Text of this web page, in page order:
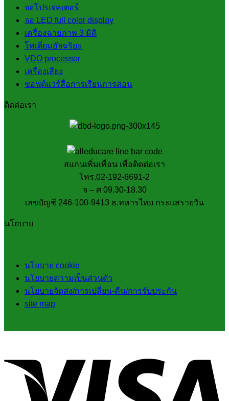
จอโปรเจคเตอร์
จอ LED full color display
เครื่องฉายภาพ 3 มิติ
โพเดี่ยมอัจฉริยะ
VDO processor
เครื่องเสียง
ซอฟต์แวร์สื่อการเรียนการสอน
ติดต่อเรา
สแกนเพิ่มเพื่อน เพื่อติดต่อเรา
โทร.02-192-6691-2
จ – ศ 09.30-18.30
เลขบัญชี 246-100-9413 ธ.ทหารไทย กระแสรายวัน
นโยบาย
นโยบาย cookie
นโยบายความเป็นส่วนตัว
นโยบายจัดส่ง/การเปลี่ยน-คืน/การรับประกัน
site map